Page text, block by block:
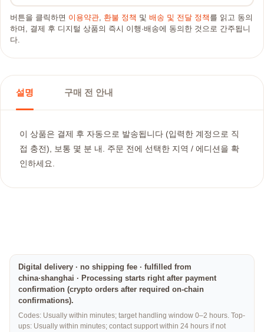
버튼을 클릭하면 이용약관, 환불 정책 및 배송 및 전달 정책 를 읽고 동의
하며, 결제 후 디지털 상품의 즉시 이행·배송에 동의한 것으로 간주됩니
다.
설명 구매 전 안내
이 상품은 결제 후 자동으로 발송됩니다 (입력한 계정으로 직
접 충전), 보통 몇 분 내. 주문 전에 선택한 지역 / 에디션을 확
인하세요.
Digital delivery · no shipping fee · fulfilled from
china·shanghai · Processing starts right after payment
confirmation (crypto orders after required on-chain
confirmations).
Codes: Usually within minutes; target handling window 0–2 hours. Top-
ups: Usually within minutes; contact support within 24 hours if not